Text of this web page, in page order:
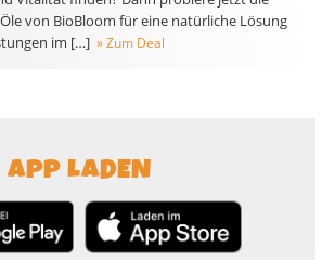
von BioBloom für eine natürliche Lösung
im […] » Zum Deal
APP LADEN